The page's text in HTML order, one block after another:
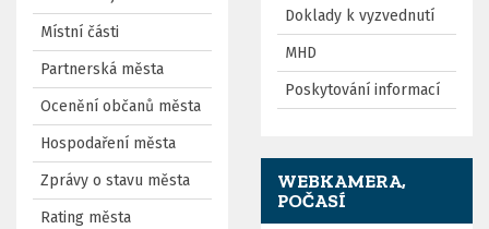
Místní části
Partnerská města
Ocenění občanů města
Hospodaření města
Zprávy o stavu města
Rating města
Doklady k vyzvednutí
MHD
Poskytování informací
WEBKAMERA,
POČASÍ